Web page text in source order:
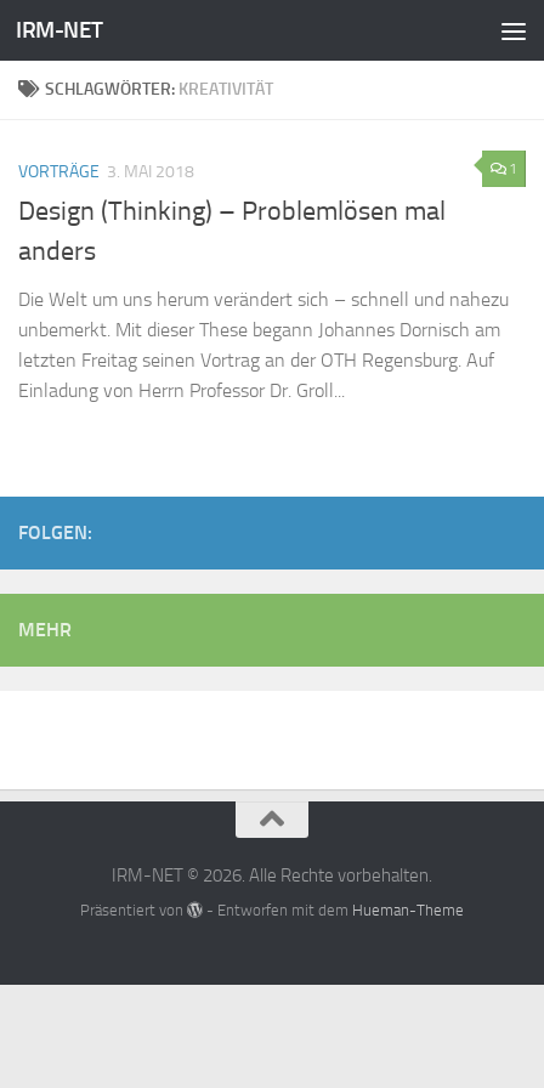
Zum Inhalt springen
IRM-NET
SCHLAGWÖRTER: KREATIVITÄT
1
VORTRÄGE 3. MAI 2018
Design (Thinking) – Problemlösen mal
anders
Die Welt um uns herum verändert sich – schnell und nahezu
unbemerkt. Mit dieser These begann Johannes Dornisch am
letzten Freitag seinen Vortrag an der OTH Regensburg. Auf
Einladung von Herrn Professor Dr. Groll...
FOLGEN:
MEHR
IRM-NET © 2026. Alle Rechte vorbehalten.
Präsentiert von - Entworfen mit dem Hueman-Theme